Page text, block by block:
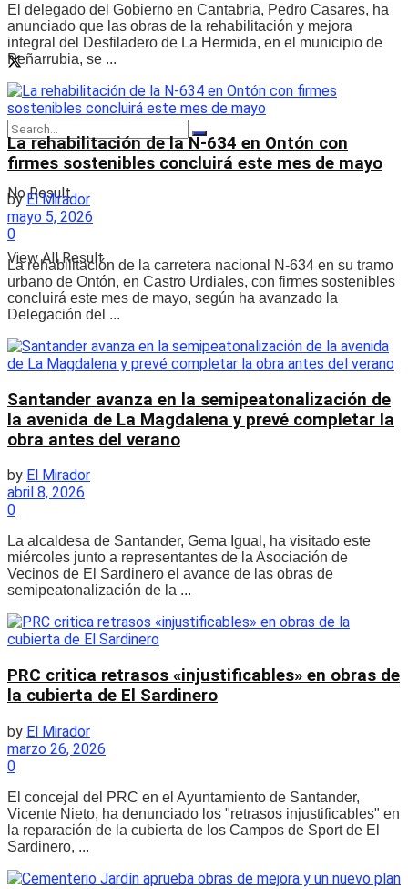
No Result
View All Result
El delegado del Gobierno en Cantabria, Pedro Casares, ha
anunciado que las obras de la rehabilitación y mejora
integral del Desfiladero de La Hermida, en el municipio de
Peñarrubia, se ...
La rehabilitación de la N‑634 en Ontón con
firmes sostenibles concluirá este mes de mayo
by El Mirador
mayo 5, 2026
0
La rehabilitación de la carretera nacional N‑634 en su tramo
urbano de Ontón, en Castro Urdiales, con firmes sostenibles
concluirá este mes de mayo, según ha avanzado la
Delegación del ...
Santander avanza en la semipeatonalización de
la avenida de La Magdalena y prevé completar la
obra antes del verano
by El Mirador
abril 8, 2026
0
La alcaldesa de Santander, Gema Igual, ha visitado este
miércoles junto a representantes de la Asociación de
Vecinos de El Sardinero el avance de las obras de
semipeatonalización de la ...
PRC critica retrasos «injustificables» en obras de
la cubierta de El Sardinero
by El Mirador
marzo 26, 2026
0
El concejal del PRC en el Ayuntamiento de Santander,
Vicente Nieto, ha denunciado los "retrasos injustificables" en
la reparación de la cubierta de los Campos de Sport de El
Sardinero, ...